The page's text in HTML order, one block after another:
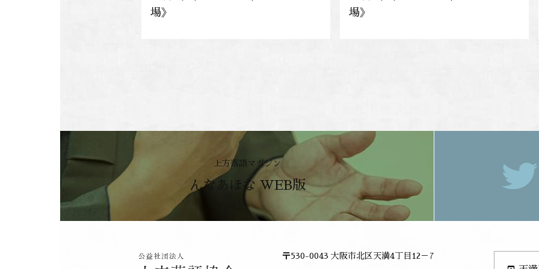
場》
場》
上方落語マガジン
んなあほな WEB版
〒530-0043 大阪市北区天満4丁目12－7